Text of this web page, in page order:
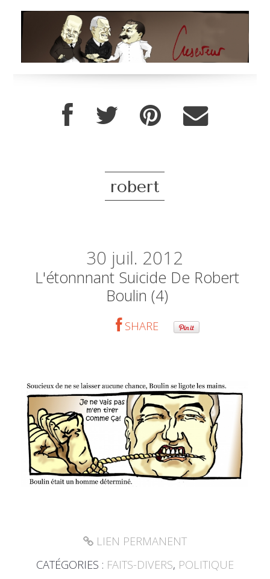
robert
30 juil. 2012
L'étonnnant Suicide De Robert
Boulin (4)
SHARE
LIEN PERMANENT
CATÉGORIES : FAITS-DIVERS, POLITIQUE